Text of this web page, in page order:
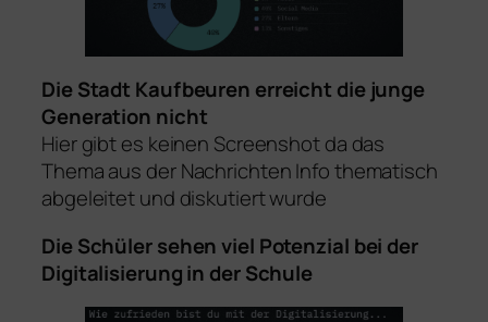
Die Stadt Kaufbeuren erreicht die junge
Generation nicht
Hier gibt es keinen Screenshot da das
Thema aus der Nachrichten Info thematisch
abgeleitet und diskutiert wurde
Die Schüler sehen viel Potenzial bei der
Digitalisierung in der Schule